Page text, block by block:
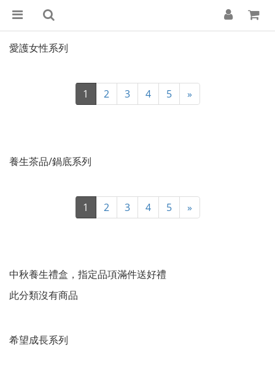
愛護女性系列
1 2 3 4 5 »
養生茶品/鍋底系列
1 2 3 4 5 »
中秋養生禮盒，指定品項滿件送好禮
此分類沒有商品
希望成長系列